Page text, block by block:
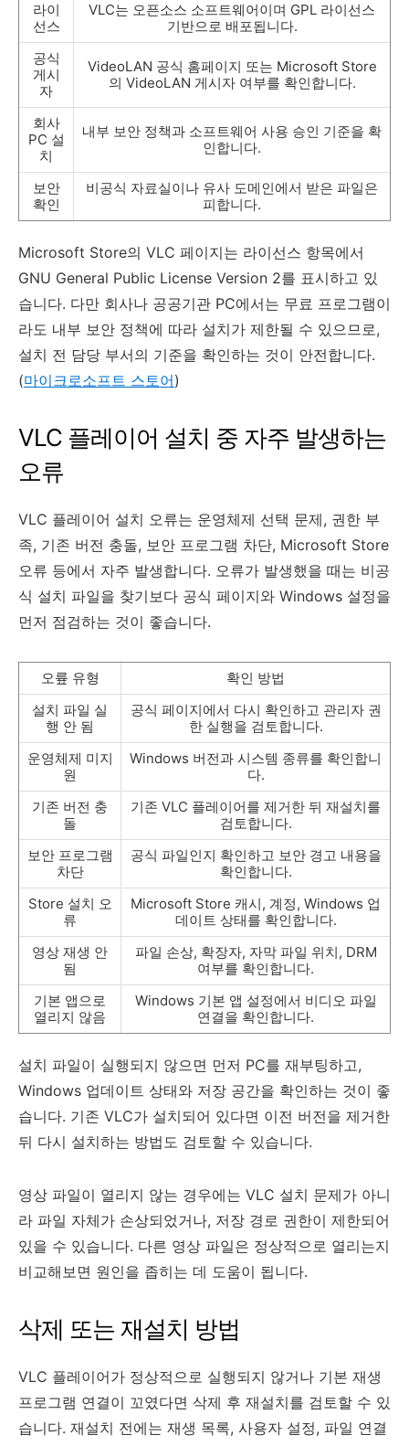
라이
선스
VLC는 오픈소스 소프트웨어이며 GPL 라이선스
기반으로 배포됩니다.
공식
게시
자
VideoLAN 공식 홈페이지 또는 Microsoft Store
의 VideoLAN 게시자 여부를 확인합니다.
회사
PC 설
치
내부 보안 정책과 소프트웨어 사용 승인 기준을 확
인합니다.
보안
확인
비공식 자료실이나 유사 도메인에서 받은 파일은
피합니다.
Microsoft Store의 VLC 페이지는 라이선스 항목에서
GNU General Public License Version 2를 표시하고 있
습니다. 다만 회사나 공공기관 PC에서는 무료 프로그램이
라도 내부 보안 정책에 따라 설치가 제한될 수 있으므로,
설치 전 담당 부서의 기준을 확인하는 것이 안전합니다.
(마이크로소프트 스토어)
VLC 플레이어 설치 중 자주 발생하는
오류
VLC 플레이어 설치 오류는 운영체제 선택 문제, 권한 부
족, 기존 버전 충돌, 보안 프로그램 차단, Microsoft Store
오류 등에서 자주 발생합니다. 오류가 발생했을 때는 비공
식 설치 파일을 찾기보다 공식 페이지와 Windows 설정을
먼저 점검하는 것이 좋습니다.
오륲 유형
확인 방법
설치 파일 실
행 안 됨
공식 페이지에서 다시 확인하고 관리자 권
한 실행을 검토합니다.
운영체제 미지
원
Windows 버전과 시스템 종류를 확인합니
다.
기존 버전 충
돌
기존 VLC 플레이어를 제거한 뒤 재설치를
검토합니다.
보안 프로그램
차단
공식 파일인지 확인하고 보안 경고 내용을
확인합니다.
Store 설치 오
류
Microsoft Store 캐시, 계정, Windows 업
데이트 상태를 확인합니다.
영상 재생 안
됨
파일 손상, 확장자, 자막 파일 위치, DRM
여부를 확인합니다.
기본 앱으로
열리지 않음
Windows 기본 앱 설정에서 비디오 파일
연결을 확인합니다.
설치 파일이 실행되지 않으면 먼저 PC를 재부팅하고,
Windows 업데이트 상태와 저장 공간을 확인하는 것이 좋
습니다. 기존 VLC가 설치되어 있다면 이전 버전을 제거한
뒤 다시 설치하는 방법도 검토할 수 있습니다.
영상 파일이 열리지 않는 경우에는 VLC 설치 문제가 아니
라 파일 자체가 손상되었거나, 저장 경로 권한이 제한되어
있을 수 있습니다. 다른 영상 파일은 정상적으로 열리는지
비교해보면 원인을 좁히는 데 도움이 됩니다.
삭제 또는 재설치 방법
VLC 플레이어가 정상적으로 실행되지 않거나 기본 재생
프로그램 연결이 꼬였다면 삭제 후 재설치를 검토할 수 있
습니다. 재설치 전에는 재생 목록, 사용자 설정, 파일 연결